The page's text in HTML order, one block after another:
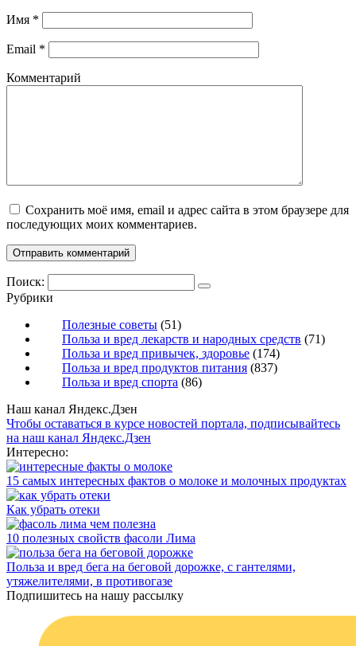
Имя *
Email *
Комментарий
Сохранить моё имя, email и адрес сайта в этом браузере для
последующих моих комментариев.
Поиск:
Рубрики
Полезные советы (51)
Польза и вред лекарств и народных средств (71)
Польза и вред привычек, здоровье (174)
Польза и вред продуктов питания (837)
Польза и вред спорта (86)
Наш канал Яндекс.Дзен
Чтобы оставаться в курсе новостей портала, подписывайтесь
на наш канал Яндекс.Дзен
Интересно:
15 самых интересных фактов о молоке и молочных продуктах
Как убрать отеки
10 полезных свойств фасоли Лима
Польза и вред бега на беговой дорожке, с гантелями,
утяжелителями, в противогазе
Подпишитесь на нашу рассылку